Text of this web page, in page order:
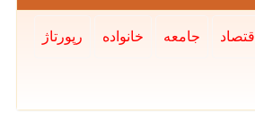
اقتصاد جامعه خانواده رپورتاژ